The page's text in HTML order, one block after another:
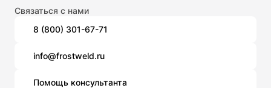
Связаться с нами
8 (800) 301-67-71
info@frostweld.ru
Помощь консультанта